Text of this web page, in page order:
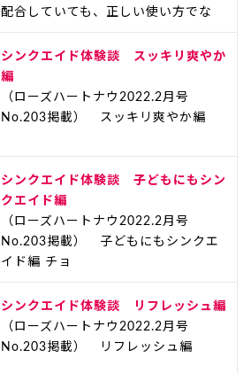
配合していても、正しい使い方でな
シンクエイド体験談 スッキリ爽やか
編
（ローズハートナウ2022.2月号
No.203掲載） スッキリ爽やか編
シンクエイド体験談 子どもにもシン
クエイド編
（ローズハートナウ2022.2月号
No.203掲載） 子どもにもシンクエ
イド編 チョ
シンクエイド体験談 リフレッシュ編
（ローズハートナウ2022.2月号
No.203掲載） リフレッシュ編